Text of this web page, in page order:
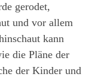
gerodet,
und vor allem
kann
die Pläne der
der Kinder und